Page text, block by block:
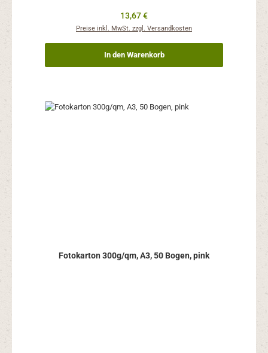
Regulärer Preis:
13,67 €
Preise inkl. MwSt. zzgl. Versandkosten
In den Warenkorb
Fotokarton 300g/qm, A3, 50 Bogen, pink